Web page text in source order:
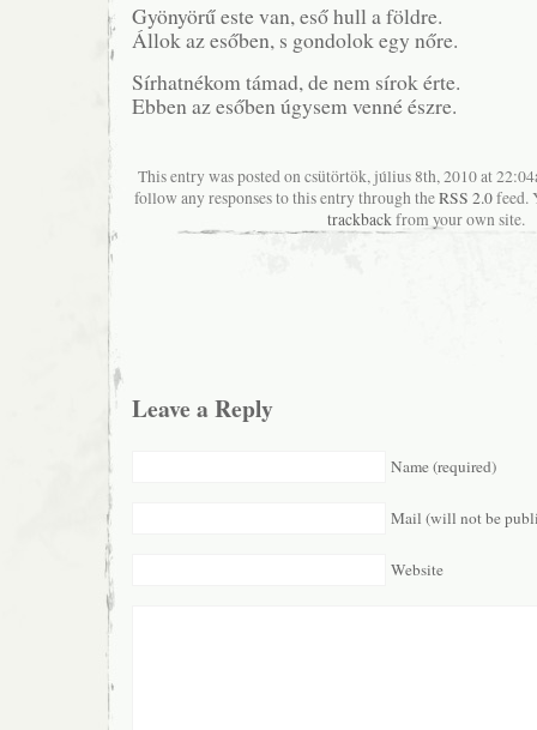
Gyönyörű este van, eső hull a földre.
Állok az esőben, s gondolok egy nőre.
Sírhatnékom támad, de nem sírok érte.
Ebben az esőben úgysem venné észre.
This entry was posted on csütörtök, július 8th, 2010 at
follow any responses to this entry through theRSS 2.0feed.
trackback from your own site.
Leave a Reply
Name (required)
Mail (will not be
Website